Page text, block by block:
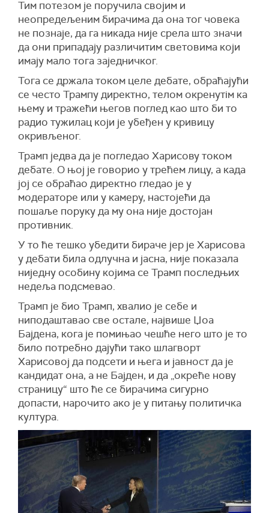
Тим потезом је поручила својим и
неопредељеним бирачима да она тог човека
не познаје, да га никада није срела што значи
да они припадају различитим световима који
имају мало тога заједничког.
Тога се држала током целе дебате, обраћајући
се често Трампу директно, телом окренутiм ка
њему и тражећи његов поглед као што би то
радио тужилац који је убеђен у кривицу
окривљеног.
Трамп једва да је погледао Харисову током
дебате. О њој је говорио у трећем лицу, а када
јој се обраћао директно гледао је у
модераторе или у камеру, настојећи да
пошаље поруку да му она није достојан
противник.
У то ће тешко убедити бираче јер је Харисова
у дебати била одлучна и јасна, није показала
ниједну особину којима се Трамп последњих
недеља подсмевао.
Трамп је био Трамп, хвалио је себе и
ниподаштавао све остале, највише Џоа
Бајдена, кога је помињао чешће него што је то
било потребно дајући тако шлагворт
Харисовој да подсети и њега и јавност да је
кандидат она, а не Бајден, и да „окреће нову
страницу“ што ће се бирачима сигурно
допасти, нарочито ако је у питању политичка
култура.